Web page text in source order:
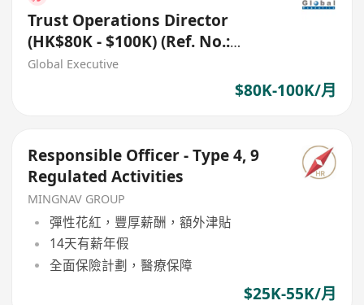
Trust Operations Director
(HK$80K - $100K) (Ref. No.:
27656)
Global Executive
$80K-100K/月
Responsible Officer - Type 4, 9
Regulated Activities
MINGNAV GROUP
彈性花紅，豐厚薪酬，額外津貼
14天有薪年假
全面保險計劃，醫療保障
$25K-55K/月